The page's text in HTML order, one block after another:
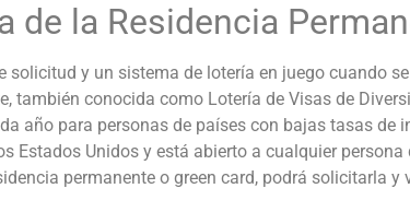
de la Residencia
solicitud y un sistema de lotería en juego cuando
también conocida como Lotería de Visas de
año para personas de países con bajas tasas de
Estados Unidos y está abierto a cualquier
permanente o green card, podrá solicitarla